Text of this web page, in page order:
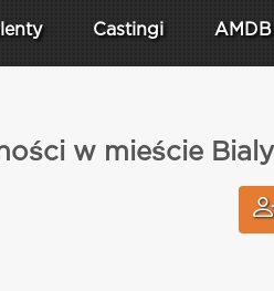
Castingi AMDB
w mieście